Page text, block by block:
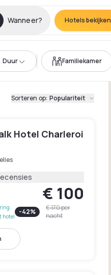
Wanneer? Hotels bekijken
Duur Familiekamer
Sorteren op: Populariteit
Hotel Charleroi
hotel
€ 100
-42% € 170per
nacht